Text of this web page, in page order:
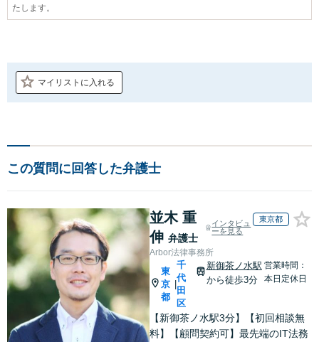
たします。
マイリストに入れる
この質問に回答した弁護士
並木 重
伸 弁護士
インタビュ
ーを見る
東京都
Arbor法律事務所
東
京
都
千
代
田
区
新御茶ノ水駅
から徒歩3分
営業時間：
本日定休日
【新御茶ノ水駅3分】【初回相談無
料】【顧問契約可】最先端のIT法務